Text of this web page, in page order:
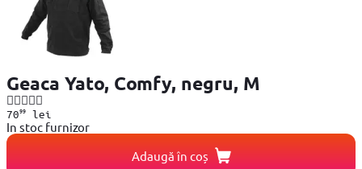
Geaca Yato, Comfy, negru, M
7099lei
In stoc furnizor
Adaugă în coș